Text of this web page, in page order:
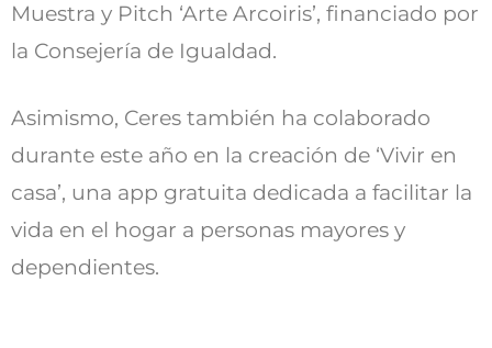
Muestra y Pitch ‘Arte Arcoiris’, financiado por
la Consejería de Igualdad.
Asimismo, Ceres también ha colaborado
durante este año en la creación de ‘Vivir en
casa’, una app gratuita dedicada a facilitar la
vida en el hogar a personas mayores y
dependientes.